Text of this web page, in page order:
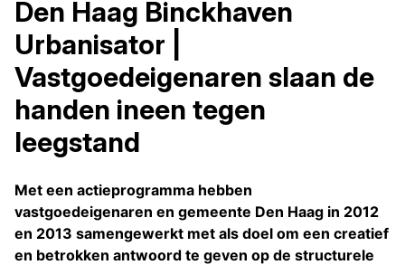
Den Haag Binckhaven
Urbanisator |
Vastgoedeigenaren slaan de
handen ineen tegen
leegstand
Met een actieprogramma hebben
vastgoedeigenaren en gemeente Den Haag in 2012
en 2013 samengewerkt met als doel om een creatief
en betrokken antwoord te geven op de structurele